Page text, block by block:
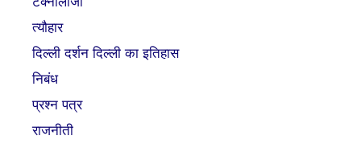
त्यौहार
दिल्ली दर्शन दिल्ली का इतिहास
निबंध
प्रश्न पत्र
राजनीती